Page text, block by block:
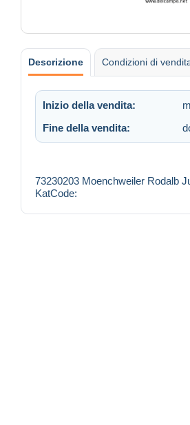
Descrizione Condizioni di
Inizio della vendita:
Fine della vendita:
73230203 Moenchweiler Rodalb
KatCode: